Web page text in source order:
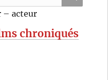
– acteur
chroniqués